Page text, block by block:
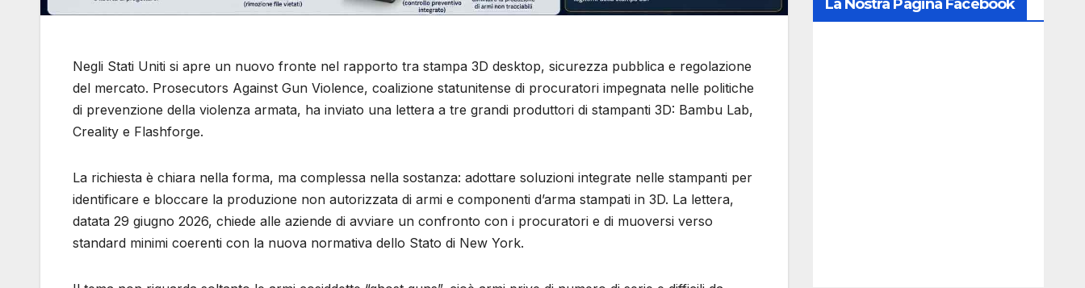
Negli Stati Uniti si apre un nuovo fronte nel rapporto tra stampa 3D desktop, sicurezza pubblica e regolazione
del mercato. Prosecutors Against Gun Violence, coalizione statunitense di procuratori impegnata nelle politiche
di prevenzione della violenza armata, ha inviato una lettera a tre grandi produttori di stampanti 3D: Bambu Lab,
Creality e Flashforge.
La richiesta è chiara nella forma, ma complessa nella sostanza: adottare soluzioni integrate nelle stampanti per
identificare e bloccare la produzione non autorizzata di armi e componenti d’arma stampati in 3D. La lettera,
datata 29 giugno 2026, chiede alle aziende di avviare un confronto con i procuratori e di muoversi verso
standard minimi coerenti con la nuova normativa dello Stato di New York.
La Nostra Pagina Facebook